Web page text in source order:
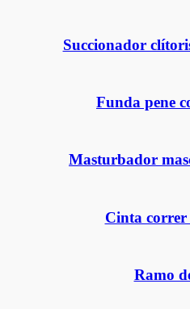
Succionador
Funda pene
Masturbador
Cinta
Ramo